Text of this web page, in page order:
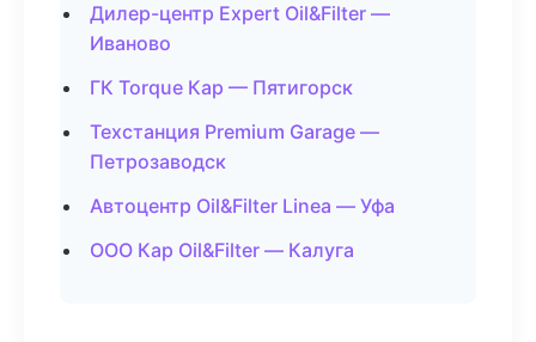
Дилер-центр Expert Oil&Filter —
Иваново
ГК Torque Кар — Пятигорск
Техстанция Premium Garage —
Петрозаводск
Автоцентр Oil&Filter Linea — Уфа
ООО Кар Oil&Filter — Калуга